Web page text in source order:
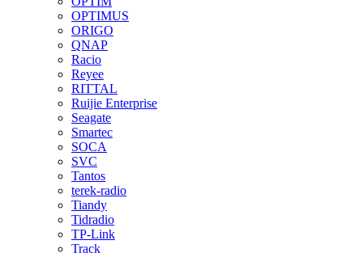
OPTIMUS
ORIGO
QNAP
Racio
Reyee
RITTAL
Ruijie Enterprise
Seagate
Smartec
SOCA
SVC
Tantos
terek-radio
Tiandy
Tidradio
TP-Link
Track